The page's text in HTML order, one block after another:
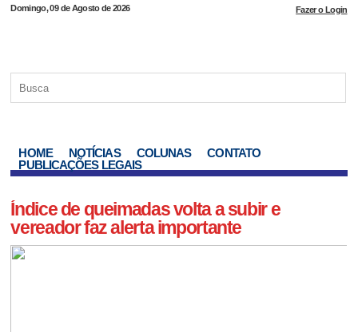
Domingo, 09 de Agosto de 2026 Fazer o Login
HOME NOTÍCIAS COLUNAS
CONTATO
PUBLICAÇÕES LEGAIS
Índice de queimadas volta a subir e
vereador faz alerta importante